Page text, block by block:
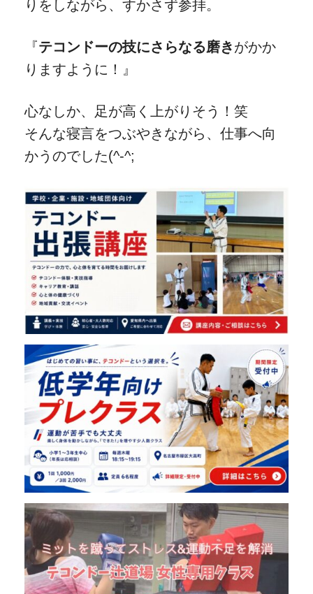
りをしながら、すかさず参拝。
『テコンドーの技にさらなる磨きがかか
りますように！』
心なしか、足が高く上がりそう！笑
そんな寝言をつぶやきながら、仕事へ向
かうのでした(^-^;